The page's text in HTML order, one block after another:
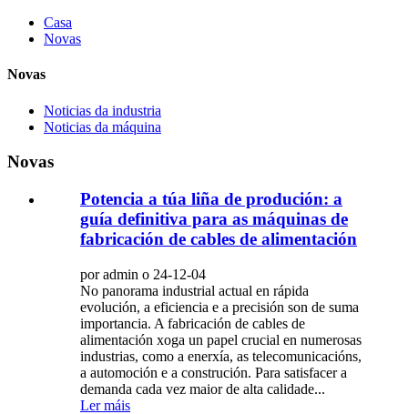
Casa
Novas
Novas
Noticias da industria
Noticias da máquina
Novas
Potencia a túa liña de produción: a
guía definitiva para as máquinas de
fabricación de cables de alimentación
por admin o 24-12-04
No panorama industrial actual en rápida
evolución, a eficiencia e a precisión son de suma
importancia. A fabricación de cables de
alimentación xoga un papel crucial en numerosas
industrias, como a enerxía, as telecomunicacións,
a automoción e a construción. Para satisfacer a
demanda cada vez maior de alta calidade...
Ler máis